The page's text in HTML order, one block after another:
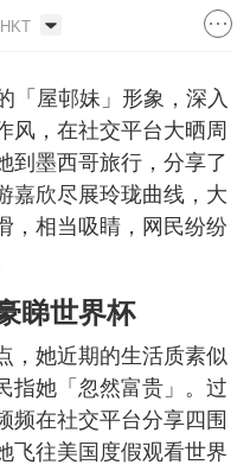
「屋邨妹」形象，深入
风，在社交平台大晒周
到墨西哥旅行，分享了
嘉欣尽展玲珑曲线，大
，相当吸睛，网民纷纷
睇世界杯
，她近期的生活质素似
指她「忽然富贵」。过
频在社交平台分享四围
飞往美国度假观看世界